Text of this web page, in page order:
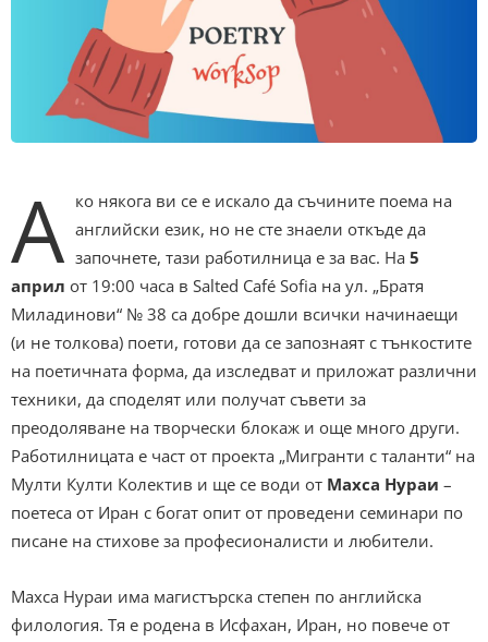
А ко някога ви се е искало да съчините поема на
английски език, но не сте знаели откъде да
започнете, тази работилница е за вас. На 5
април от 19:00 часа в Salted Café Sofia на ул. „Братя
Миладинови“ № 38 са добре дошли всички начинаещи
(и не толкова) поети, готови да се запознаят с тънкостите
на поетичната форма, да изследват и приложат различни
техники, да споделят или получат съвети за
преодоляване на творчески блокаж и още много други.
Работилницата е част от проекта „Мигранти с таланти“ на
Мулти Култи Колектив и ще се води от Махса Нураи –
поетеса от Иран с богат опит от проведени семинари по
писане на стихове за професионалисти и любители.
Махса Нураи има магистърска степен по английска
филология. Тя е родена в Исфахан, Иран, но повече от